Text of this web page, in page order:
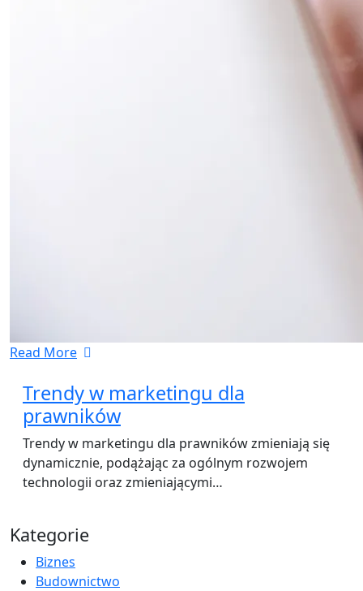
Read More
Trendy w marketingu dla
prawników
Trendy w marketingu dla prawników zmieniają się
dynamicznie, podążając za ogólnym rozwojem
technologii oraz zmieniającymi…
Kategorie
Biznes
Budownictwo